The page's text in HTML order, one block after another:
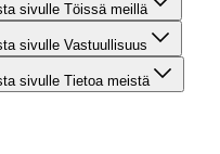
sivulle Töissä meillä
sivulle Vastuullisuus
sivulle Tietoa meistä